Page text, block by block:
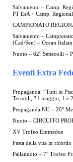
Salvamento – Camp.
PT EsA + Camp.
CAMPIONATO
Salvamento –
(Cad/Sen) – Ocean
Nuoto – 62° Settecolli –
Eventi Extra
Propaganda: “Tutti in
Termoli, 31 maggio, 1 e
Propaganda NU – 20°
Nuoto – CIRCUITO
XV Trofeo Emmedue
Festa della vita in ricordo
Pallanuoto – 7° Trofeo